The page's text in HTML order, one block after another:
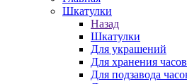
Шкатулки
Назад
Шкатулки
Для украшений
Для хранения часов
Для подзавода